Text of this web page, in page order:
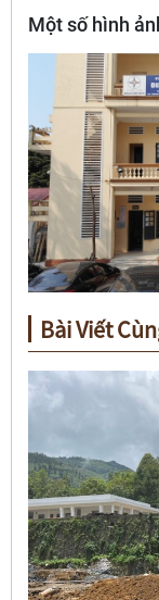
Một số hình
Bài Viết